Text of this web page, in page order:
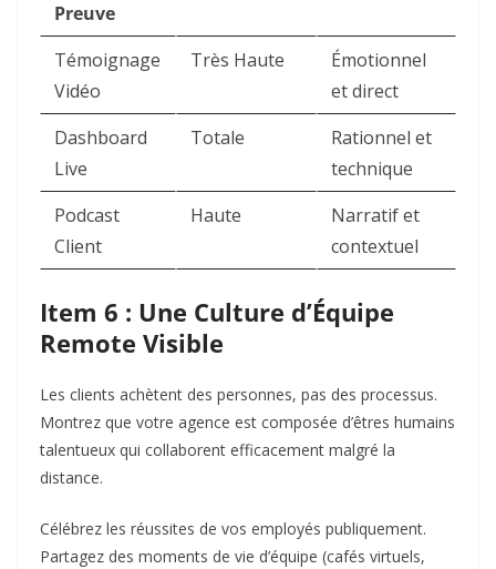
Preuve
Témoignage
Vidéo
Très Haute
Émotionnel
et direct
Dashboard
Live
Totale
Rationnel et
technique
Podcast
Client
Haute
Narratif et
contextuel
Item 6 : Une Culture d’Équipe
Remote Visible
Les clients achètent des personnes, pas des processus.
Montrez que votre agence est composée d’êtres humains
talentueux qui collaborent efficacement malgré la
distance.
Célébrez les réussites de vos employés publiquement.
Partagez des moments de vie d’équipe (cafés virtuels,